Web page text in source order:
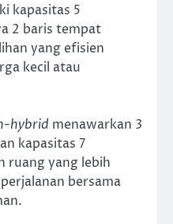
kapasitas 5
2 baris tempat
yang efisien
kecil atau
hybrid menawarkan 3
kapasitas 7
ruang yang lebih
bersama